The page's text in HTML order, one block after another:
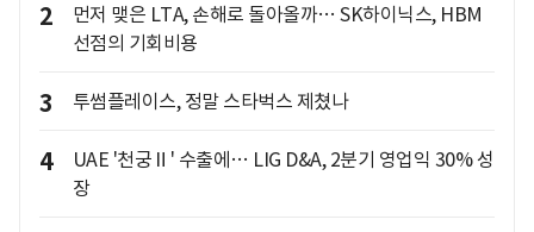
2
먼저 맺은 LTA, 손해로 돌아올까… SK하이닉스, HBM
선점의 기회비용
3 투썸플레이스, 정말 스타벅스 제쳤나
4
UAE '천궁Ⅱ' 수출에… LIG D&A, 2분기 영업익 30% 성
장